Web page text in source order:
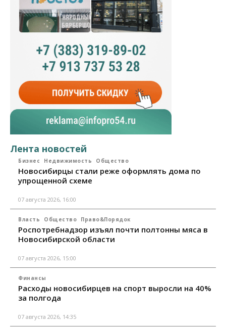
Лента новостей
Бизнес Недвижимость Общество
Новосибирцы стали реже оформлять дома по
упрощенной схеме
07 августа 2026, 16:00
Власть Общество Право&Порядок
Роспотребнадзор изъял почти полтонны мяса в
Новосибирской области
07 августа 2026, 15:00
Финансы
Расходы новосибирцев на спорт выросли на 40%
за полгода
07 августа 2026, 14:35